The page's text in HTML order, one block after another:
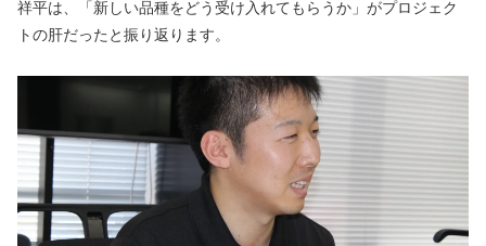
祥平は、「新しい品種をどう受け入れてもらうか」がプロジェク
トの肝だったと振り返ります。